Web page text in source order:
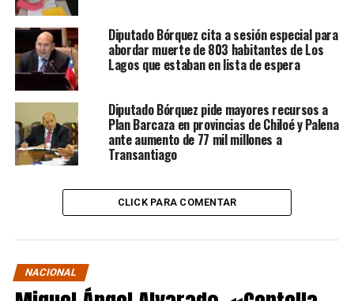
Diputado Bórquez cita a sesión especial para
abordar muerte de 803 habitantes de Los
Lagos que estaban en lista de espera
Diputado Bórquez pide mayores recursos a
Plan Barcaza en provincias de Chiloé y Palena
ante aumento de 77 mil millones a
Transantiago
CLICK PARA COMENTAR
NACIONAL